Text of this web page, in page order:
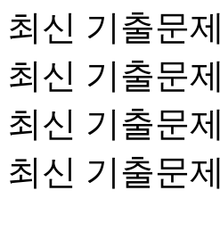
최신 기출문
최신 기출문
최신 기출문
최신 기출문